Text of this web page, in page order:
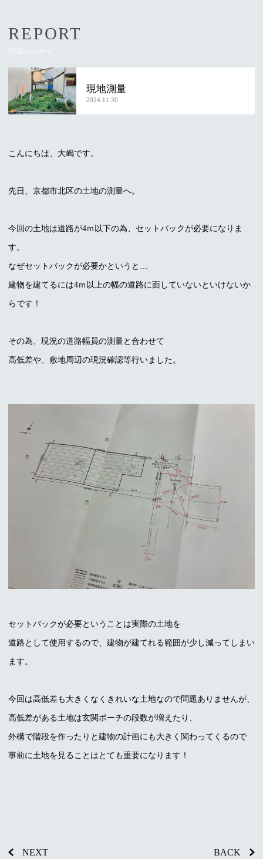
REPORT
現場レポート
現地測量
2024.11.30
こんにちは、大嶋です。
先日、京都市北区の土地の測量へ。
今回の土地は道路が4ｍ以下の為、セットバックが必要になりま
す。
なぜセットバックが必要かというと…
建物を建てるには4ｍ以上の幅の道路に面していないといけないか
らです！
その為、現況の道路幅員の測量と合わせて
高低差や、敷地周辺の現況確認等行いました。
セットバックが必要ということは実際の土地を
道路として使用するので、建物が建てれる範囲が少し減ってしまい
ます。
今回は高低差も大きくなくきれいな土地なので問題ありませんが、
高低差がある土地は玄関ポーチの段数が増えたり、
外構で階段を作ったりと建物の計画にも大きく関わってくるので
事前に土地を見ることはとても重要になります！
NEXT BACK